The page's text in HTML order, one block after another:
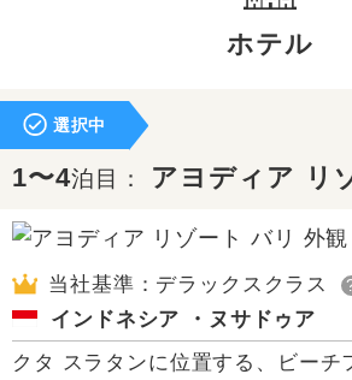
ホテル
選択中
1〜4泊目： アヨディア リ
当社基準：デラックスクラス
インドネシア ・ヌサドゥア
クタ スラタンに位置する、ビーチ